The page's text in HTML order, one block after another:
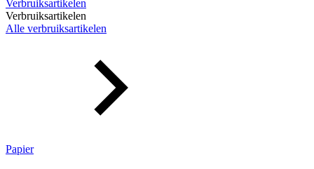
Verbruiksartikelen
Verbruiksartikelen
Alle verbruiksartikelen
Papier